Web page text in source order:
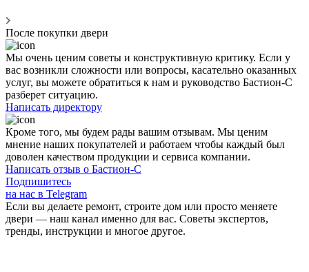
После покупки двери
Мы очень ценим советы и конструктивную критику. Если у
вас возникли сложности или вопросы, касательно оказанных
услуг, вы можете обратиться к нам и руководство Бастион-С
разберет ситуацию.
Написать директору
Кроме того, мы будем рады вашим отзывам. Мы ценим
мнение наших покупателей и работаем чтобы каждый был
доволен качеством продукции и сервиса компании.
Написать отзыв о Бастион-С
Подпишитесь
на нас в Telegram
Если вы делаете ремонт, строите дом или просто меняете
двери — наш канал именно для вас. Советы экспертов,
тренды, инструкции и многое другое.